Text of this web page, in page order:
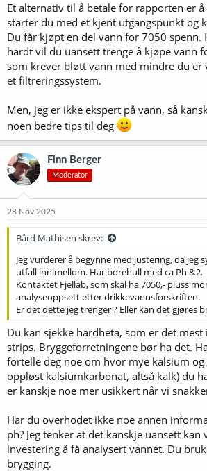
Et alternativ til å betale for rapporten er
starter du med et kjent utgangspunkt og
Du får kjøpt en del vann for 7050 spenn.
hardt vil du uansett trenge å kjøpe vann
som krever bløtt vann med mindre du er
et filtreringssystem.
Men, jeg er ikke ekspert på vann, så
noen bedre tips til deg
Finn Berger
Moderator
28 Nov 2025
Bård Mathisen skrev:
Jeg vurderer å begynne med justering, da jeg
utfall innimellom. Har borehull med ca Ph 8.2.
Kontaktet Fjellab, som skal ha 7050,- pluss
analyseoppsett etter drikkevannsforskriften.
Er det dette jeg trenger ? Eller kan det gjøres
Du kan sjekke hardheta, som er det mest
strips. Bryggeforretningene bør ha det.
fortelle deg noe om hvor mye kalsium
oppløst kalsiumkarbonat, altså kalk) du
er kanskje noe mer usikkert når vi
Har du overhodet ikke noe annen
ph? Jeg tenker at det kanskje uansett
investering å få analysert vannet. Du
brygging.